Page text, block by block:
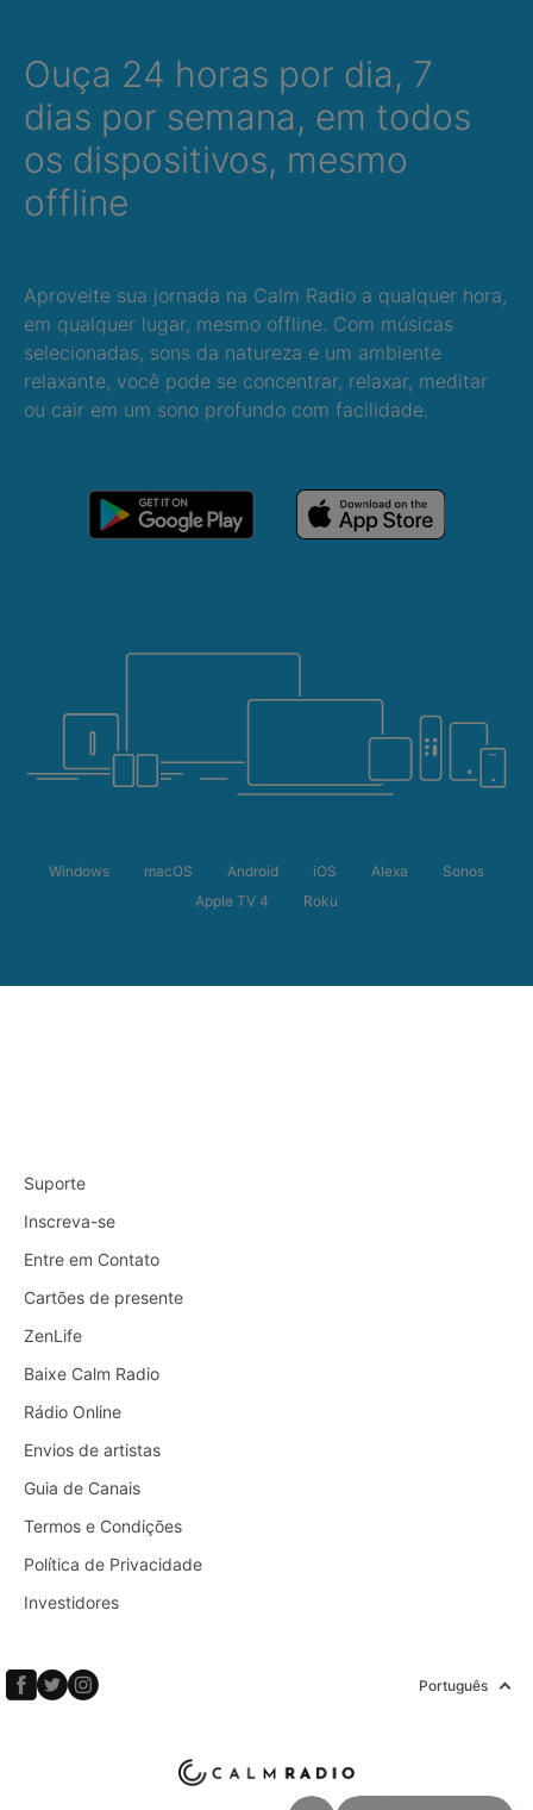
Ouça 24 horas por dia, 7
dias por semana, em todos
os dispositivos, mesmo
offline
Aproveite sua jornada na Calm Radio a qualquer hora,
em qualquer lugar, mesmo offline. Com músicas
selecionadas, sons da natureza e um ambiente
relaxante, você pode se concentrar, relaxar, meditar
ou cair em um sono profundo com facilidade.
Windows macOS Android iOS Alexa
Sonos
Apple TV 4
Roku
Suporte
Inscreva-se
Entre em Contato
Cartões de presente
ZenLife
Baixe Calm Radio
Rádio Online
Envios de artistas
Guia de Canais
Termos e Condições
Política de Privacidade
Investidores
Português